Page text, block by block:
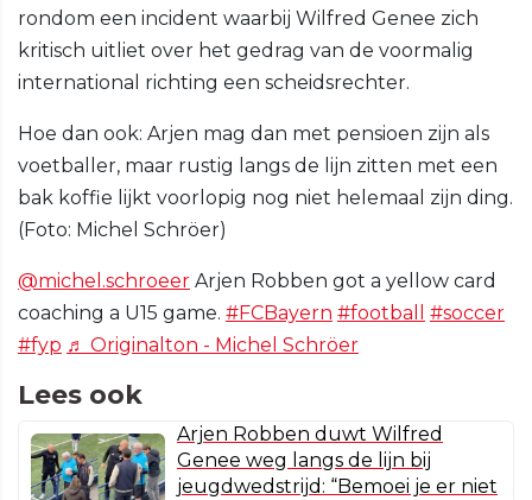
rondom een incident waarbij Wilfred Genee zich
kritisch uitliet over het gedrag van de voormalig
international richting een scheidsrechter.
Hoe dan ook: Arjen mag dan met pensioen zijn als
voetballer, maar rustig langs de lijn zitten met een
bak koffie lijkt voorlopig nog niet helemaal zijn ding.
(Foto: Michel Schröer)
@michel.schroeer Arjen Robben got a yellow card
coaching a U15 game. #FCBayern #football
#soccer
#fyp ♬ Originalton - Michel Schröer
Lees ook
Arjen Robben duwt Wilfred
Genee weg langs de lijn bij
jeugdwedstrijd: “Bemoei je er niet